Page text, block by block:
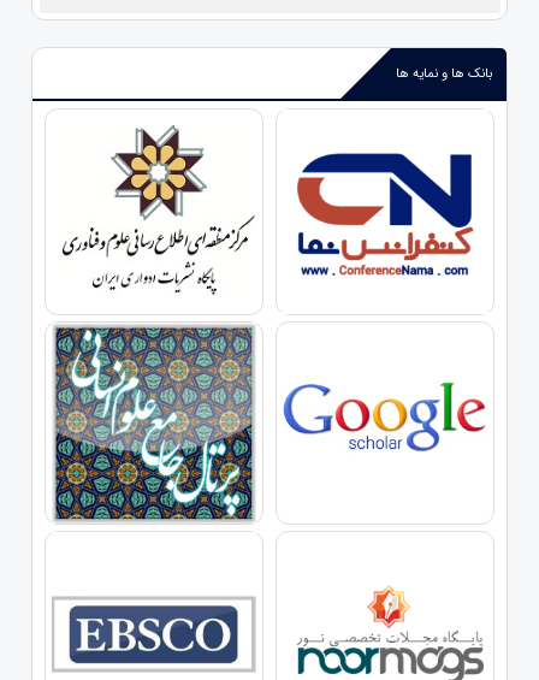
بانک ها و نمایه ها